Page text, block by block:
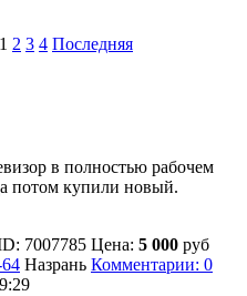
1 2 3 4 Последняя
в полностью рабочем
потом купили новый.
7007785 Цена: 5 000 руб
Назрань Комментарии: 0